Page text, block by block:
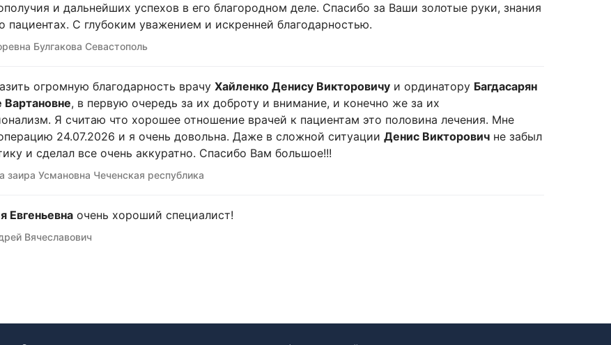
и дальнейших успехов в его благородном деле. Спасибо за Ваши золотые руки, знания
пациентах. С глубоким уважением и искренней благодарностью.
Булгакова Севастополь
огромную благодарность врачу Хайленко Денису Викторовичуи ординатору Багдасарян
Вартановне, в первую очередь за их доброту и внимание, и конечно же за их
Я считаю что хорошее отношение врачей к пациентам это половина лечения. Мне
24.07.2026 и я очень довольна. Даже в сложной ситуации Денис Викторовичне забыл
и сделал все очень аккуратно. Спасибо Вам большое!!!
заира Усмановна Чеченская республика
Евгеньевнаочень хороший специалист!
Вячеславович